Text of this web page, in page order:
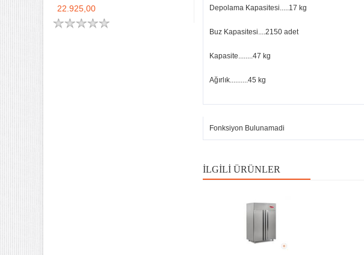
22.925,00 Depolama Kapasitesi.....17 kg
Buz Kapasitesi....2150 adet
Kapasite........47 kg
Ağırlık..........45 kg
Fonksiyon Bulunamadi
İLGILI ÜRÜNLER